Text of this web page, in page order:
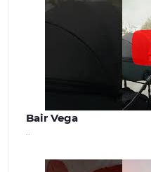
Bair Vega